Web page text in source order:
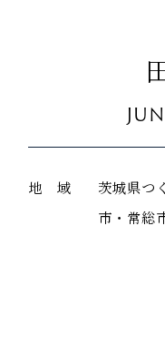
地 域
茨城県つ
市・常総